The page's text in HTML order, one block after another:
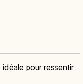
pour ressentir